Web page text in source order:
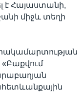
է Հայաստանի,
միջև տեղի